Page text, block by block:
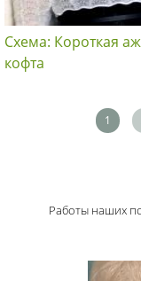
Схема: Короткая
кофта
1
Работы наших